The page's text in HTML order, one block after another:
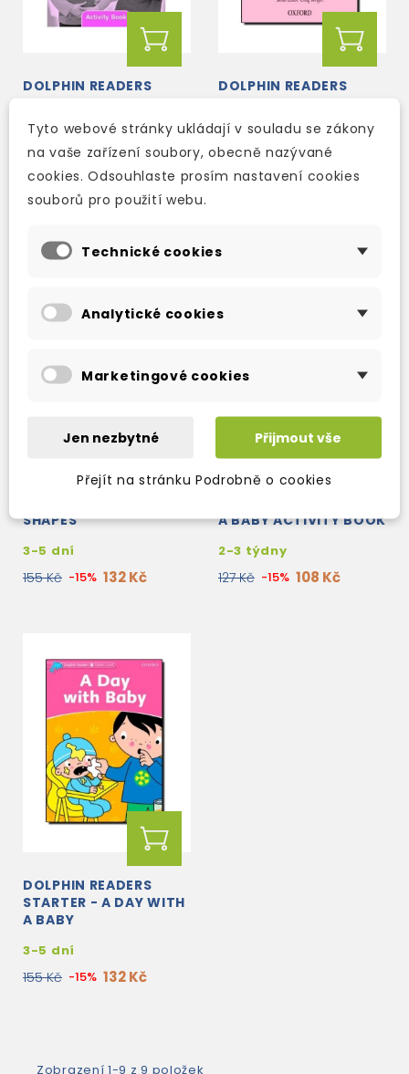
DOLPHIN READERS
SHAPES ACTIVITY
BOOK
2-3 týdny
127 Kč -15% 108 Kč
DOLPHIN READERS
SHAPE / BABY ANIMALS
CD
2-3 týdny
294 Kč -15% 250 Kč
DOLPHIN READERS
SHAPES
3-5 dní
155 Kč -15% 132 Kč
DOLPHIN READERS
A BABY ACTIVITY BOOK
2-3 týdny
127 Kč -15% 108 Kč
DOLPHIN READERS
STARTER - A DAY WITH
A BABY
3-5 dní
155 Kč -15% 132 Kč
Zobrazení 1-9 z 9 položek
Tyto webové stránky ukládají v souladu se zákony
na vaše zařízení soubory, obecně nazývané
cookies. Odsouhlaste prosím nastavení cookies
souborů pro použití webu.
Technické cookies
Analytické cookies
Marketingové cookies
Jen nezbytné Přijmout vše
Přejít na stránku Podrobně o cookies